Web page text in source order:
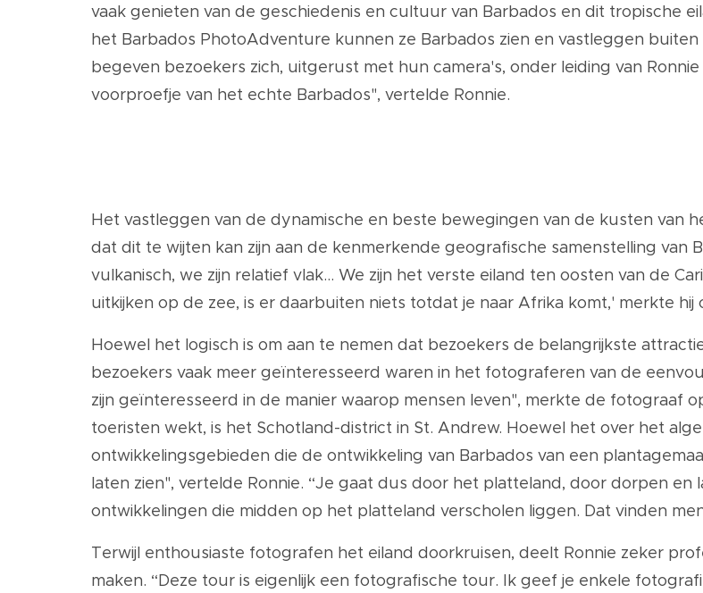
vaak genieten van de geschiedenis en cultuur van Barbados en dit tropische
het Barbados PhotoAdventure kunnen ze Barbados zien en vastleggen
begeven bezoekers zich, uitgerust met hun camera's, onder leiding van
voorproefje van het echte Barbados", vertelde Ronnie.
Het vastleggen van de dynamische en beste bewegingen van de kusten van
dat dit te wijten kan zijn aan de kenmerkende geografische samenstelling van
vulkanisch, we zijn relatief vlak... We zijn het verste eiland ten oosten van de
uitkijken op de zee, is er daarbuiten niets totdat je naar Afrika komt,' merkte hij
Hoewel het logisch is om aan te nemen dat bezoekers de belangrijkste
bezoekers vaak meer geïnteresseerd waren in het fotograferen van de
zijn geïnteresseerd in de manier waarop mensen leven", merkte de fotograaf
toeristen wekt, is het Schotland-district in St. Andrew. Hoewel het over het
ontwikkelingsgebieden die de ontwikkeling van Barbados van een
laten zien", vertelde Ronnie. “Je gaat dus door het platteland, door dorpen en
ontwikkelingen die midden op het platteland verscholen liggen. Dat vinden
Terwijl enthousiaste fotografen het eiland doorkruisen, deelt Ronnie zeker
maken. “Deze tour is eigenlijk een fotografische tour. Ik geef je enkele